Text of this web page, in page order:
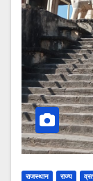
राजस्थान राज्य